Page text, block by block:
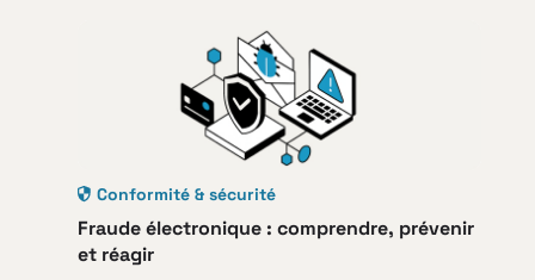
Conformité & sécurité
Fraude électronique : comprendre, prévenir
et réagir